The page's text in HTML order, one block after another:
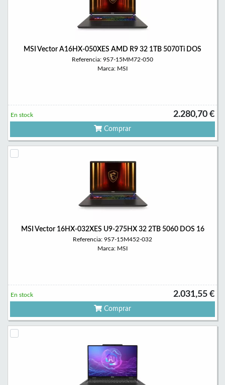
MSI Vector A16HX-050XES AMD R9 32 1TB 5070Ti DOS
Referencia: 9S7-15MM72-050
Marca: MSI
2.280,70 €
En stock
Comprar
MSI Vector 16HX-032XES U9-275HX 32 2TB 5060 DOS 16
Referencia: 9S7-15M452-032
Marca: MSI
2.031,55 €
En stock
Comprar